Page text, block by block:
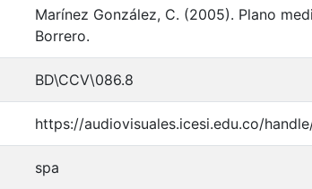
Marínez González, C. (2005). Plano
Borrero.
BD\CCV\086.8
https://audiovisuales.icesi.edu.co/
spa